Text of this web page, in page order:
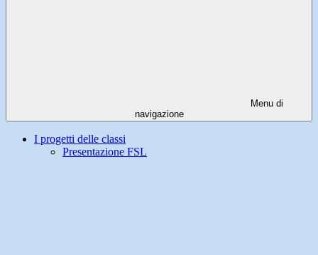
Menu di
navigazione
I progetti delle classi
Presentazione FSL